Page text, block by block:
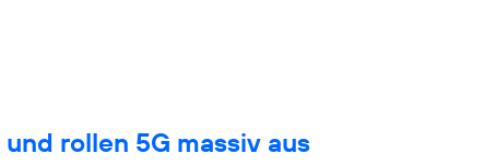
rollen 5G massiv aus